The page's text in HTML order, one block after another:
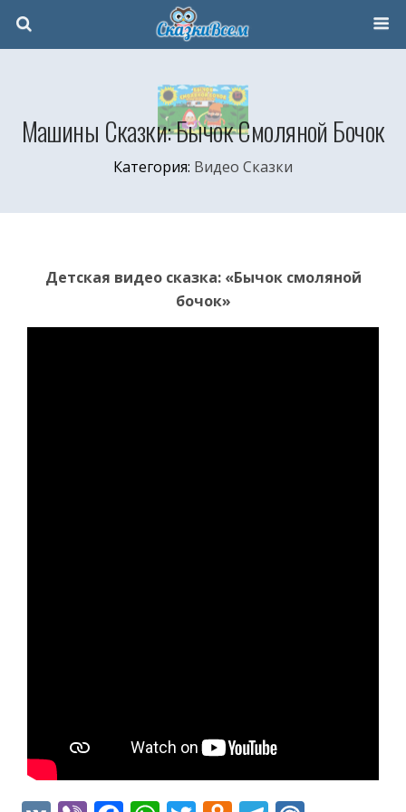
Машины Сказки: Бычок Смоляной Бочок
Категория: Видео Сказки
Детская видео сказка: «Бычок смоляной
бочок»